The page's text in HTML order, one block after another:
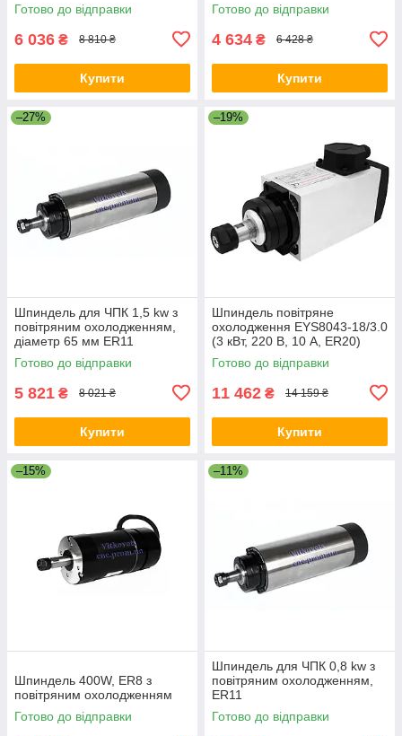
Готово до відправки
6 036 ₴ 8 810 ₴
Купити
Готово до відправки
4 634 ₴ 6 428 ₴
Купити
–27%
Шпиндель для ЧПК 1,5 kw з
повітряним охолодженням,
діаметр 65 мм ER11
Готово до відправки
5 821 ₴ 8 021 ₴
Купити
–19%
Шпиндель повітряне
охолодження EYS8043-18/3.0
(3 кВт, 220 В, 10 А, ER20)
Готово до відправки
11 462 ₴ 14 159 ₴
Купити
–15%
Шпиндель 400W, ER8 з
повітряним охолодженням
Готово до відправки
–11%
Шпиндель для ЧПК 0,8 kw з
повітряним охолодженням,
ER11
Готово до відправки